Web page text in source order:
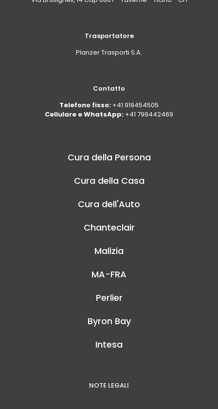
Trasportatore
Planzer Trasporti S.A.
Contatto
Telefono fisso: +41 919454505
Cellulare e WhatsApp: +41 799442469
Cura della Persona
Cura della Casa
Cura dell'Auto
Chanteclair
Malizia
MA-FRA
Perlier
Byron Bay
Intesa
NOTE LEGALI